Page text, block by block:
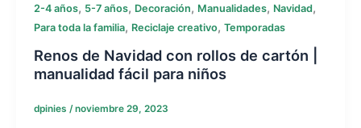
2-4 años, 5-7 años, Decoración, Manualidades, Navidad,
Para toda la familia, Reciclaje creativo, Temporadas
Renos de Navidad con rollos de cartón |
manualidad fácil para niños
dpinies /noviembre 29, 2023